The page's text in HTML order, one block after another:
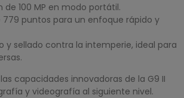
de 100 MP en modo portátil.
779 puntos para un enfoque rápido y
y sellado contra la intemperie, ideal para
capacidades innovadoras de la G9 II
y videografía al siguiente nivel.